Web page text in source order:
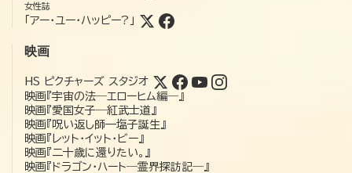
女性誌
「アー・ユー・ハッピー?」
映画
HS ピクチャーズ スタジオ
映画『宇宙の法―エローヒム編―』
映画『愛国女子―紅武士道』
映画『呪い返し師—塩子誕生』
映画『レット・イット・ビー』
映画『二十歳に還りたい。』
映画『ドラゴン・ハート―霊界探訪記―』